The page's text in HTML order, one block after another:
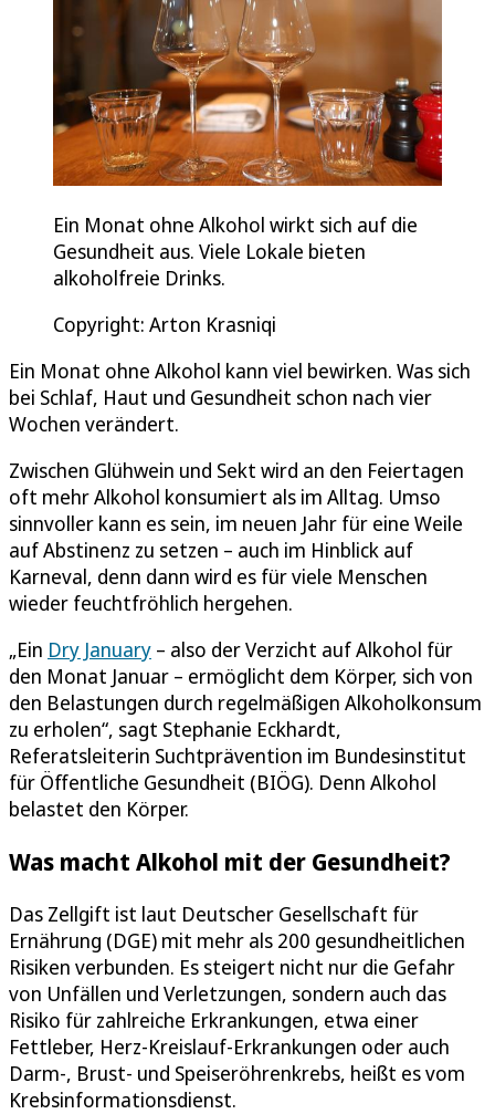
Ein Monat ohne Alkohol wirkt sich auf die
Gesundheit aus. Viele Lokale bieten
alkoholfreie Drinks.
Copyright: Arton Krasniqi
Ein Monat ohne Alkohol kann viel bewirken. Was sich
bei Schlaf, Haut und Gesundheit schon nach vier
Wochen verändert.
Zwischen Glühwein und Sekt wird an den Feiertagen
oft mehr Alkohol konsumiert als im Alltag. Umso
sinnvoller kann es sein, im neuen Jahr für eine Weile
auf Abstinenz zu setzen – auch im Hinblick auf
Karneval, denn dann wird es für viele Menschen
wieder feuchtfröhlich hergehen.
„Ein Dry January – also der Verzicht auf Alkohol für
den Monat Januar – ermöglicht dem Körper, sich von
den Belastungen durch regelmäßigen Alkoholkonsum
zu erholen“, sagt Stephanie Eckhardt,
Referatsleiterin Suchtprävention im Bundesinstitut
für Öffentliche Gesundheit (BIÖG). Denn Alkohol
belastet den Körper.
Was macht Alkohol mit der Gesundheit?
Das Zellgift ist laut Deutscher Gesellschaft für
Ernährung (DGE) mit mehr als 200 gesundheitlichen
Risiken verbunden. Es steigert nicht nur die Gefahr
von Unfällen und Verletzungen, sondern auch das
Risiko für zahlreiche Erkrankungen, etwa einer
Fettleber, Herz-Kreislauf-Erkrankungen oder auch
Darm-, Brust- und Speiseröhrenkrebs, heißt es vom
Krebsinformationsdienst.